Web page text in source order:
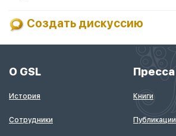
Создать дискуссию
О GSL
История
Сотрудники
Пресса
Книги
Публикации